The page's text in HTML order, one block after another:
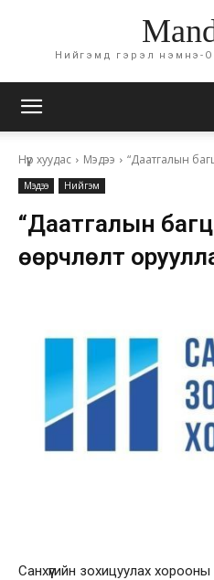
Нийгэмд гэрэл нэмнэ-
Нүүр хуудас Мэдээ “Даатгалын
Мэдээ Нийгэм
“Даатгалын багц
өөрчлөлт
Санхүүгийн зохицуулах